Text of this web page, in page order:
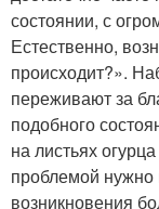
состоянии, с
Естественно,
происходит?».
переживают за
подобного
на листьях
проблемой
возникновения